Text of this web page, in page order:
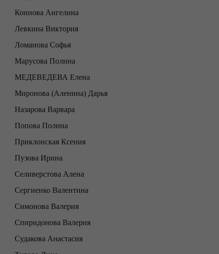
Коннова Ангелина
Левкина Виктория
Ломанова Софья
Марусова Полина
МЕДЕВЕДЕВА Елена
Миронова (Аленина) Дарья
Назарова Варвара
Попова Полина
Приклонская Ксения
Пузова Ирина
Селиверстова Алена
Сергиенко Валентина
Симонова Валерия
Спиридонова Валерия
Судакова Анастасия